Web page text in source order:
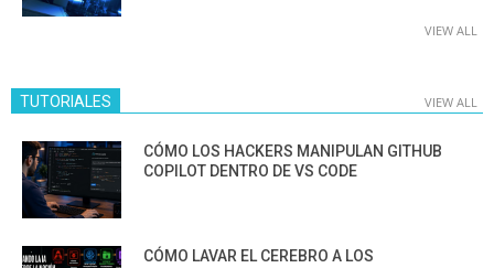
VIEW ALL
TUTORIALES VIEW ALL
CÓMO LOS HACKERS MANIPULAN GITHUB
COPILOT DENTRO DE VS CODE
CÓMO LAVAR EL CEREBRO A LOS